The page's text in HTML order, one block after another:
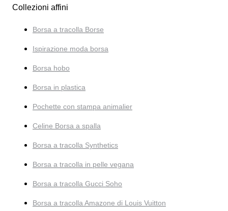
Collezioni affini
Borsa a tracolla Borse
Ispirazione moda borsa
Borsa hobo
Borsa in plastica
Pochette con stampa animalier
Celine Borsa a spalla
Borsa a tracolla Synthetics
Borsa a tracolla in pelle vegana
Borsa a tracolla Gucci Soho
Borsa a tracolla Amazone di Louis Vuitton